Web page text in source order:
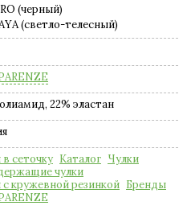
(черный)
(светло-телесный)
22% эластан
в сеточку Каталог Чулки
чулки
с кружевной резинкой Бренды